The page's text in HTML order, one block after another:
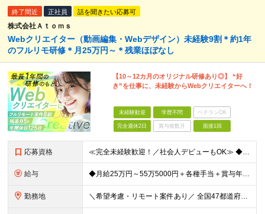
終了間近 正社員 話を聞きたい応募可
株式会社Ａｔｏｍｓ
Webクリエイター（動画編集・Webデザイン）未経験9割＊約1年
のフルリモ研修＊月25万円～＊残業ほぼなし
【10～12カ月のオリジナル研修あり◎】 “好
き”を仕事に、未経験からWebクリエイターへ！
未経験歓迎 学歴不問 ベテランOK
完全週休2日 賞与複数月 面接1回
応募資格 ≪完全未経験歓迎！／社会人デビューもOK≫ ◆第二新卒OK ◆学歴不問 意欲・人柄重視の採用ですので ぜひ気軽にご応募ください♪ ～このような方にオススメです～ ◆クリエイティブな仕事がしたい ◆
給与 ◆月給25万円～55万5000円＋各種手当＋賞与年1回 ※上記には固定残業代（月20時間／3万2400円）を含みます。超過分は別途支給します。 ※試用期間3～6ヶ月あり。期間中の給与は【給与欄】を
勤務地 ＼希望考慮・リモート案件あり／ 全国47都道府県のプロジェクト先 └好きな場所で勤務可能！◎ └デビュー後はフルリモート（完全在宅）案件8割！ ◎転勤の有無についてはご本人の希望に100％合わせます